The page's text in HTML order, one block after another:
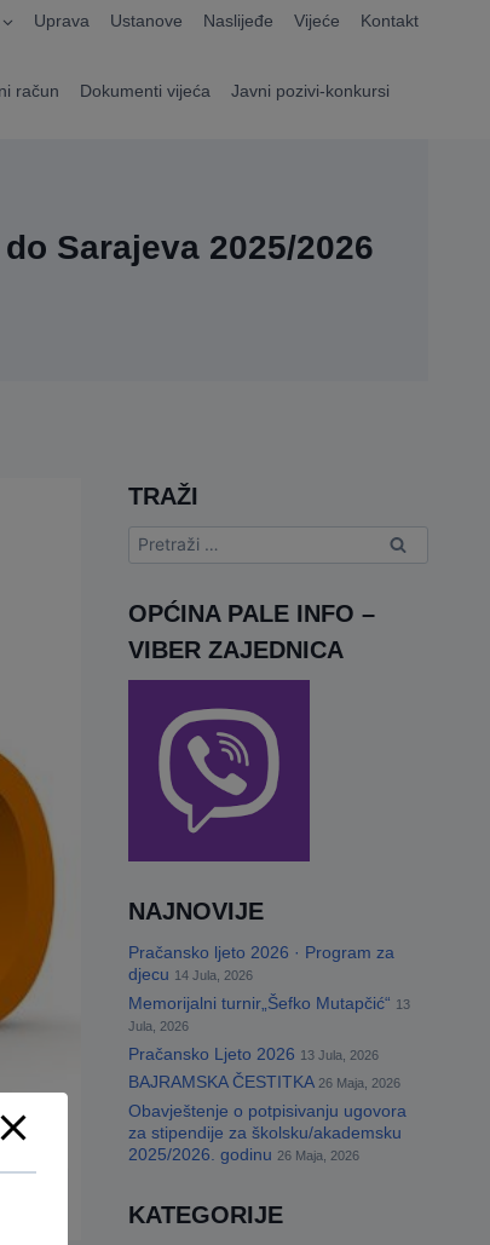
Uprava Ustanove Naslijeđe Vijeće Kontakt
račun Dokumenti vijeća Javni pozivi-konkursi
Sarajeva 2025/2026
TRAŽI
Pretraga:
OPĆINA PALE INFO –
VIBER ZAJEDNICA
NAJNOVIJE
Pračansko ljeto 2026 · Program za
djecu 14 Jula, 2026
Memorijalni turnir„Šefko Mutapčić“ 13
Jula, 2026
Pračansko Ljeto 2026 13 Jula, 2026
BAJRAMSKA ČESTITKA 26 Maja, 2026
Obavještenje o potpisivanju ugovora
za stipendije za školsku/akademsku
2025/2026. godinu 26 Maja, 2026
KATEGORIJE